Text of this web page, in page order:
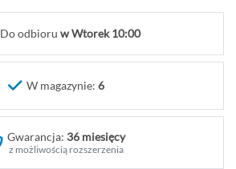
Do odbioru w Wtorek 10:00
W magazynie: 6
Gwarancja: 36 miesięcy
z możliwością rozszerzenia